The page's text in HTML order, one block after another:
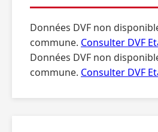
Données DVF non
commune. Consulter DVF
Données DVF non
commune. Consulter DVF